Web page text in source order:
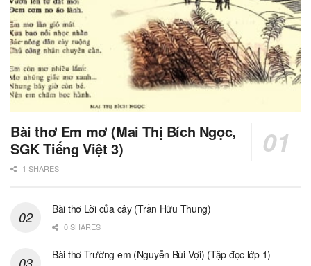
Bài thơ Em mơ (Mai Thị Bích Ngọc,
SGK Tiếng Việt 3)
1 SHARES
Bài thơ Lời của cây (Trần Hữu Thung)
0 SHARES
Bài thơ Trường em (Nguyễn Bùi Vợi) (Tập đọc lớp 1)